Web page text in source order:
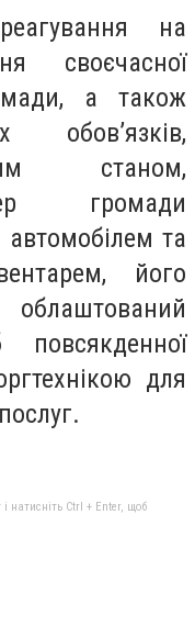
на
своєчасної
а також
обов’язків,
станом,
громади
та
його
для
натисніть Ctrl + Enter, щоб